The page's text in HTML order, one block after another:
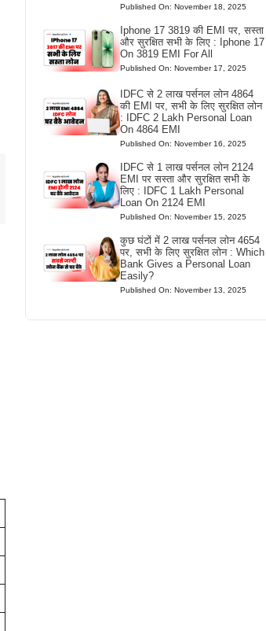
Published On: November 18, 2025
Iphone 17 3819 की EMI पर, सस्ता
और सुरक्षित सभी के लिए : Iphone 17
On 3819 EMI For All
Published On: November 17, 2025
IDFC से 2 लाख पर्सनल लोन 4864
की EMI पर, सभी के लिए सुरक्षित लोन
: IDFC 2 Lakh Personal Loan
On 4864 EMI
Published On: November 16, 2025
IDFC से 1 लाख पर्सनल लोन 2124
EMI पर सस्ता और सुरक्षित सभी के
लिए : IDFC 1 Lakh Personal
Loan On 2124 EMI
Published On: November 15, 2025
कुछ घंटों में 2 लाख पर्सनल लोन 4654
पर, सभी के लिए सुरक्षित लोन : Which
Bank Gives a Personal Loan
Easily?
Published On: November 13, 2025